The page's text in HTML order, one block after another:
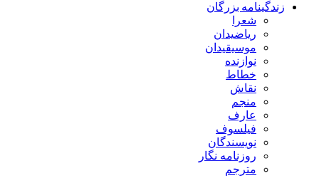
زندگینامه بزرگان
شعرا
ریاضیدان
موسیقیدان
نوازنده
خطاط
نقاش
منجم
عارف
فیلسوف
نویسندگان
روزنامه نگار
مترجم